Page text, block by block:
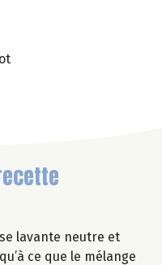
lavante neutre et
ce que le mélange